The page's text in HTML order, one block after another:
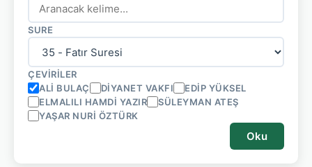
SURE
ÇEVIRILER
ALI BULAÇ
DIYANET VAKFI
EDIP YÜKSEL
ELMALILI HAMDI YAZIR
SÜLEYMAN ATEŞ
YAŞAR NURI ÖZTÜRK
Oku